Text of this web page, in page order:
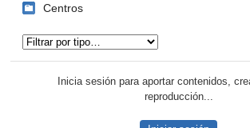
Centros
Inicia sesión para aportar contenidos,
reproducción...